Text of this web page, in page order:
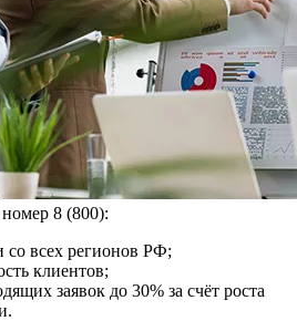
8 (800):
со всех регионов РФ;
клиентов;
заявок до 30% за счёт роста